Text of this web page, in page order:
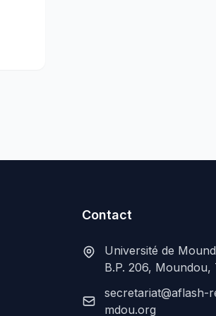
Contact
Université de
B.P. 206, Moundou,
secretariat@aflash-
mdou.org